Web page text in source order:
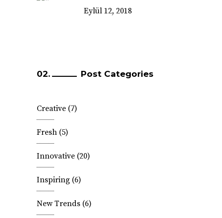
Eylül 12, 2018
Post Categories
Creative (7)
Fresh (5)
Innovative (20)
Inspiring (6)
New Trends (6)